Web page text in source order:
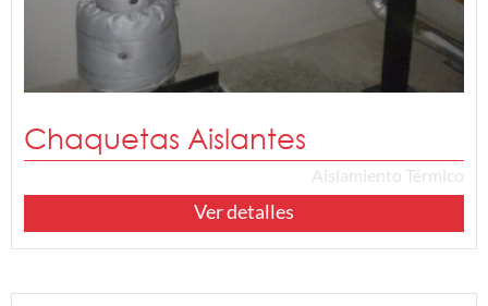
Chaquetas Aislantes
Aislamiento Térmico
Ver detalles